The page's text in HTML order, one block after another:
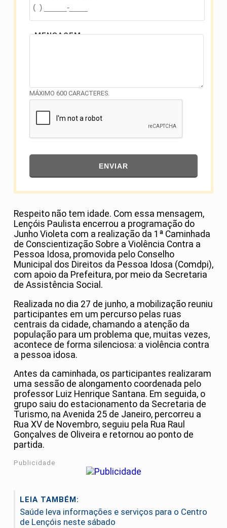
MENSAGEM
MÁXIMO 600 CARACTERES.
ENVIAR
Respeito não tem idade. Com essa mensagem,
Lençóis Paulista encerrou a programação do
Junho Violeta com a realização da 1ª Caminhada
de Conscientização Sobre a Violência Contra a
Pessoa Idosa, promovida pelo Conselho
Municipal dos Direitos da Pessoa Idosa (Comdpi),
com apoio da Prefeitura, por meio da Secretaria
de Assistência Social.
Realizada no dia 27 de junho, a mobilização reuniu
participantes em um percurso pelas ruas
centrais da cidade, chamando a atenção da
população para um problema que, muitas vezes,
acontece de forma silenciosa: a violência contra
a pessoa idosa.
Antes da caminhada, os participantes realizaram
uma sessão de alongamento coordenada pelo
professor Luiz Henrique Santana. Em seguida, o
grupo saiu do estacionamento da Secretaria de
Turismo, na Avenida 25 de Janeiro, percorreu a
Rua XV de Novembro, seguiu pela Rua Raul
Gonçalves de Oliveira e retornou ao ponto de
partida.
Publicidade
LEIA TAMBÉM:
Saúde leva informações e serviços para o Centro
de Lençóis neste sábado